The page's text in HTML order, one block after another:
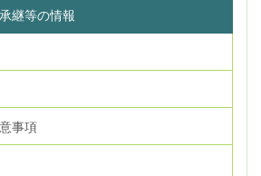
継等の情報
事項